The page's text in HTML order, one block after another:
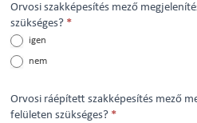
Orvosi szakképesítés mező
szükséges? *
igen
nem
Orvosi ráépített szakképesítés mező
felületen szükséges? *